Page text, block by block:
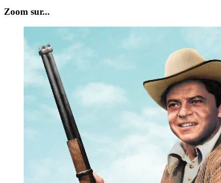
Zoom sur...